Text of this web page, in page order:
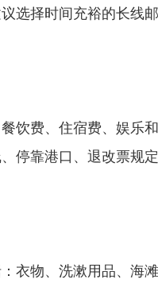
选择时间充裕的长线
饮费、住宿费、娱乐
停靠港口、退改票规
衣物、洗漱用品、海